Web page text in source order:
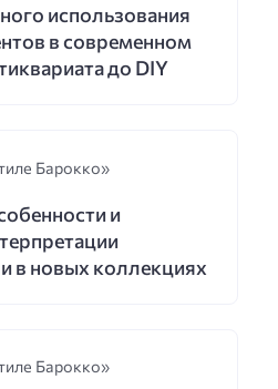
использования
в современном
до DIY
Барокко»
и
в новых коллекциях
Барокко»